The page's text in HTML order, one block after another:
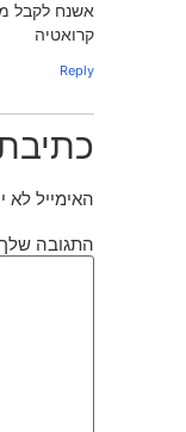
אשנח לקבל
קרואטיה
Reply
האימייל לא
התגובה שלך